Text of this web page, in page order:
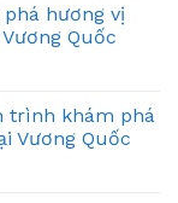
hương vị
Quốc
trình khám phá
Vương Quốc